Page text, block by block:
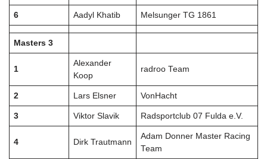
6 Aadyl Khatib Melsunger TG 1861
Masters 3
1
Alexander
Koop
radroo Team
2 Lars Elsner VonHacht
3 Viktor Slavik Radsportclub 07 Fulda e.V.
4 Dirk Trautmann
Adam Donner Master Racing
Team